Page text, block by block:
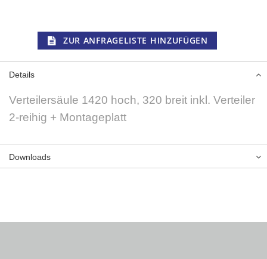
ZUR ANFRAGELISTE HINZUFÜGEN
Details
Verteilersäule 1420 hoch, 320 breit inkl. Verteiler
2-reihig + Montageplatt
Downloads